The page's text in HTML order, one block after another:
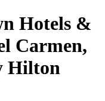
Hotels &
Carmen,
Hilton